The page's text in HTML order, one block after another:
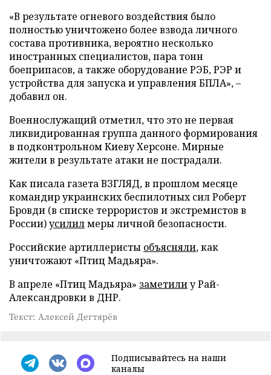
«В результате огневого воздействия было
полностью уничтожено более взвода личного
состава противника, вероятно несколько
иностранных специалистов, пара тонн
боеприпасов, а также оборудование РЭБ, РЭР и
устройства для запуска и управления БПЛА», –
добавил он.
Военнослужащий отметил, что это не первая
ликвидированная группа данного формирования
в подконтрольном Киеву Херсоне. Мирные
жители в результате атаки не пострадали.
Как писала газета ВЗГЛЯД, в прошлом месяце
командир украинских беспилотных сил Роберт
Бровди (в списке террористов и экстремистов в
России)усилилмеры личной безопасности.
Российские артиллеристы объясняли, как
уничтожают «Птиц Мадьяра».
В апреле «Птиц Мадьяра» заметилиу Рай-
Александровки в ДНР.
Текст: Алексей Дегтярёв
Подписывайтесь на наши
каналы